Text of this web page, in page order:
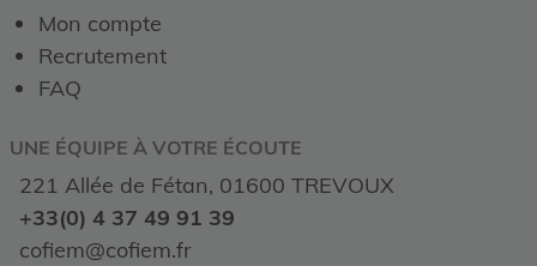
Mon compte
Recrutement
FAQ
UNE ÉQUIPE À VOTRE ÉCOUTE
221 Allée de Fétan, 01600 TREVOUX
+33(0) 4 37 49 91 39
cofiem@cofiem.fr